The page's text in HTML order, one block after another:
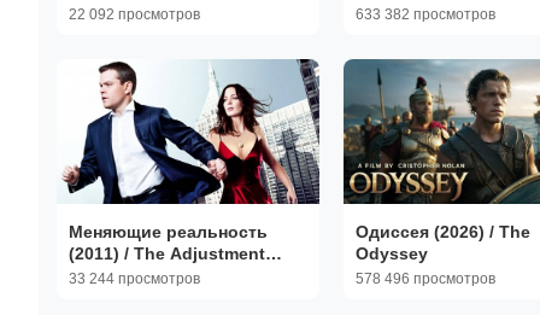
22 092 просмотров 633 382 просмотров
Меняющие реальность
(2011) / The Adjustment
Bureau
33 244 просмотров
Одиссея (2026) / The
Odyssey
578 496 просмотров